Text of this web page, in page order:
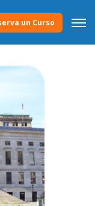
un Curso